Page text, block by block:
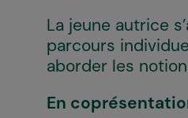
La jeune autrice
parcours
aborder les
En